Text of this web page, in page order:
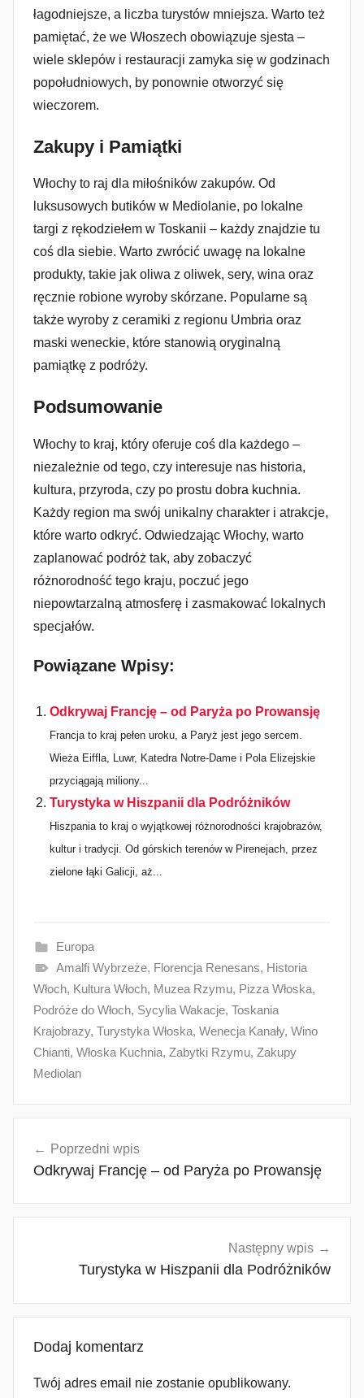
łagodniejsze, a liczba turystów mniejsza. Warto też
pamiętać, że we Włoszech obowiązuje sjesta –
wiele sklepów i restauracji zamyka się w godzinach
popołudniowych, by ponownie otworzyć się
wieczorem.
Zakupy i Pamiątki
Włochy to raj dla miłośników zakupów. Od
luksusowych butików w Mediolanie, po lokalne
targi z rękodziełem w Toskanii – każdy znajdzie tu
coś dla siebie. Warto zwrócić uwagę na lokalne
produkty, takie jak oliwa z oliwek, sery, wina oraz
ręcznie robione wyroby skórzane. Popularne są
także wyroby z ceramiki z regionu Umbria oraz
maski weneckie, które stanowią oryginalną
pamiątkę z podróży.
Podsumowanie
Włochy to kraj, który oferuje coś dla każdego –
niezależnie od tego, czy interesuje nas historia,
kultura, przyroda, czy po prostu dobra kuchnia.
Każdy region ma swój unikalny charakter i atrakcje,
które warto odkryć. Odwiedzając Włochy, warto
zaplanować podróż tak, aby zobaczyć
różnorodność tego kraju, poczuć jego
niepowtarzalną atmosferę i zasmakować lokalnych
specjałów.
Powiązane Wpisy:
Odkrywaj Francję – od Paryża po Prowansję
Francja to kraj pełen uroku, a Paryż jest jego sercem.
Wieża Eiffla, Luwr, Katedra Notre-Dame i Pola Elizejskie
przyciągają miliony...
Turystyka w Hiszpanii dla Podróżników
Hiszpania to kraj o wyjątkowej różnorodności krajobrazów,
kultur i tradycji. Od górskich terenów w Pirenejach, przez
zielone łąki Galicji, aż...
Europa
Amalfi Wybrzeże, Florencja Renesans, Historia
Włoch, Kultura Włoch, Muzea Rzymu, Pizza Włoska,
Podróże do Włoch, Sycylia Wakacje, Toskania
Krajobrazy, Turystyka Włoska, Wenecja Kanały, Wino
Chianti, Włoska Kuchnia, Zabytki Rzymu, Zakupy
Mediolan
wpisuPoprzedni wpis
Odkrywaj Francję – od Paryża po Prowansję
Następny wpis
Turystyka w Hiszpanii dla Podróżników
Dodaj komentarz
Twój adres email nie zostanie opublikowany.